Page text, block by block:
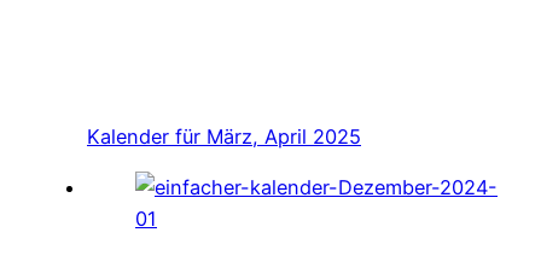
Kalender für März, April 2025